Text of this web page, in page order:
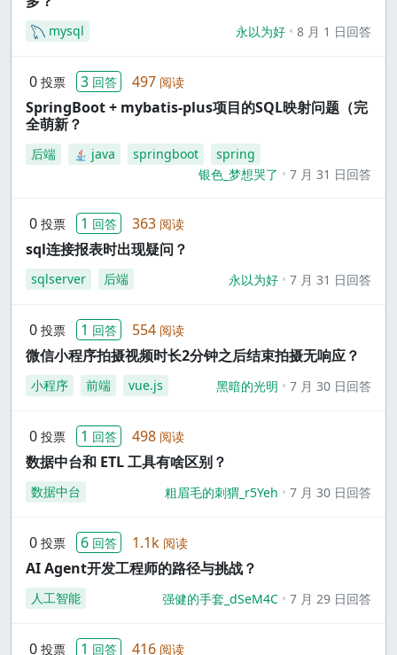
mysql 永以为好 8 月 1 日回答
0 投票 3 回答 497 阅读
SpringBoot + mybatis-plus项目的SQL映射问题（完
全萌新？
后端 java springboot
spring
银色_梦想哭了
7 月 31 日回答
0 投票 1 回答 363 阅读
sql连接报表时出现疑问？
sqlserver 后端 永以为好 7 月 31 日回答
0 投票 1 回答 554 阅读
微信小程序拍摄视频时长2分钟之后结束拍摄无响应？
小程序 前端 vue.js 黑暗的光明 7 月 30 日回答
0 投票 1 回答 498 阅读
数据中台和 ETL 工具有啥区别？
数据中台 粗眉毛的刺猬_r5Yeh 7 月 30 日回答
0 投票 6 回答 1.1k 阅读
AI Agent开发工程师的路径与挑战？
人工智能 强健的手套_dSeM4C 7 月 29 日回答
0 投票 1 回答 416 阅读